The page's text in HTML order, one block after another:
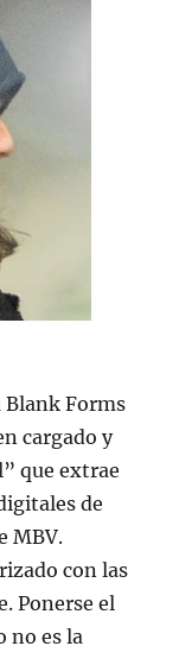
Blank Forms
cargado y
que extrae
de
MBV.
con las
Ponerse el
no es la